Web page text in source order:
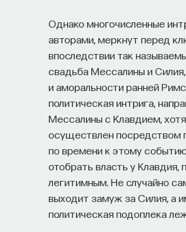
Однако многочисленные
авторами, меркнут перед
впоследствии так
свадьба Мессалины и
и аморальности ранней
политическая интрига,
Мессалины с Клавдием,
осуществлен посредством
по времени к этому
отобрать власть у
легитимным. Не случайно
выходит замуж за Силия, а
политическая подоплека